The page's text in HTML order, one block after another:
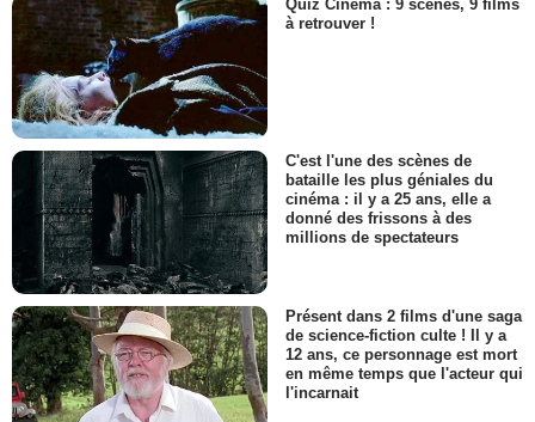
Quiz Cinéma : 9 scènes, 9 films
à retrouver !
C'est l'une des scènes de
bataille les plus géniales du
cinéma : il y a 25 ans, elle a
donné des frissons à des
millions de spectateurs
Présent dans 2 films d'une saga
de science-fiction culte ! Il y a
12 ans, ce personnage est mort
en même temps que l'acteur qui
l'incarnait